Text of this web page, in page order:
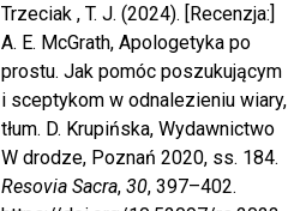
Trzeciak , T. J. (2024). [Recenzja:]
A. E. McGrath, Apologetyka po
prostu. Jak pomóc poszukującym
i sceptykom w odnalezieniu wiary,
tłum. D. Krupińska, Wydawnictwo
W drodze, Poznań 2020, ss. 184.
Resovia Sacra, 30, 397–402.